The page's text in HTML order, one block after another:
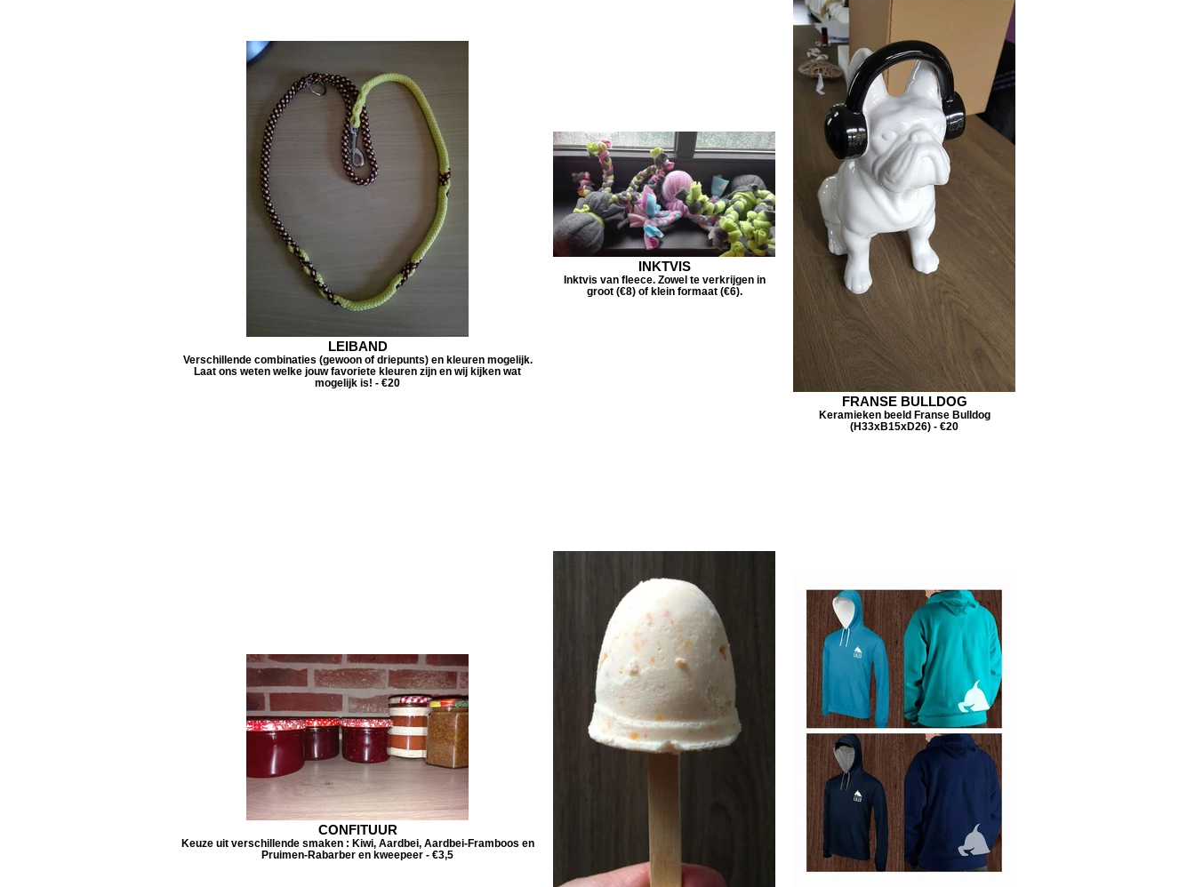
LEIBAND
Verschillende combinaties (gewoon of driepunts) en kleuren mogelijk.
Laat ons weten welke jouw favoriete kleuren zijn en wij kijken wat
mogelijk is! - €20
INKTVIS
Inktvis van fleece. Zowel te verkrijgen in
groot (€8) of klein formaat (€6).
FRANSE BULLDOG
Keramieken beeld Franse Bulldog
(H33xB15xD26) - €20
CONFITUUR
Keuze uit verschillende smaken : Kiwi, Aardbei, Aardbei-Framboos en
Pruimen-Rabarber en kweepeer - €3,5